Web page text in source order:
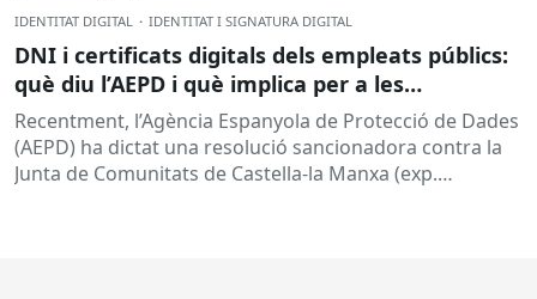
IDENTITAT DIGITAL · IDENTITAT I SIGNATURA DIGITAL
DNI i certificats digitals dels empleats públics:
què diu l’AEPD i què implica per a les
administracions?
Recentment, l’Agència Espanyola de Protecció de Dades
(AEPD) ha dictat una resolució sancionadora contra la
Junta de Comunitats de Castella-la Manxa (exp.